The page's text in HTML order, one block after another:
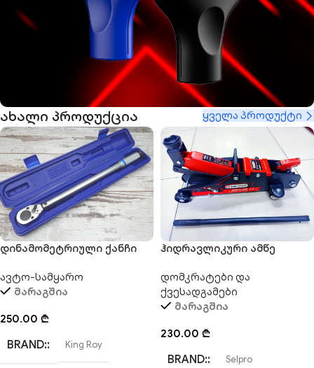
პროდუქციის საუკეთესო არჩევანი
ძალა შენს ხელშია
აღმოაჩინე მეტი
ახალი პროდუქცია ყველა პროდუქტი
დინამომეტრიული ქანჩი
ავტო-სამყარო
მარაგშია
250.00 ₾
BRAND: King Roy
ჰიდრავლიკური ამწე
დომკრატები და
ქვესადგამები
მარაგშია
230.00 ₾
BRAND: Selpro